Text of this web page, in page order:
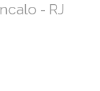
- RJ